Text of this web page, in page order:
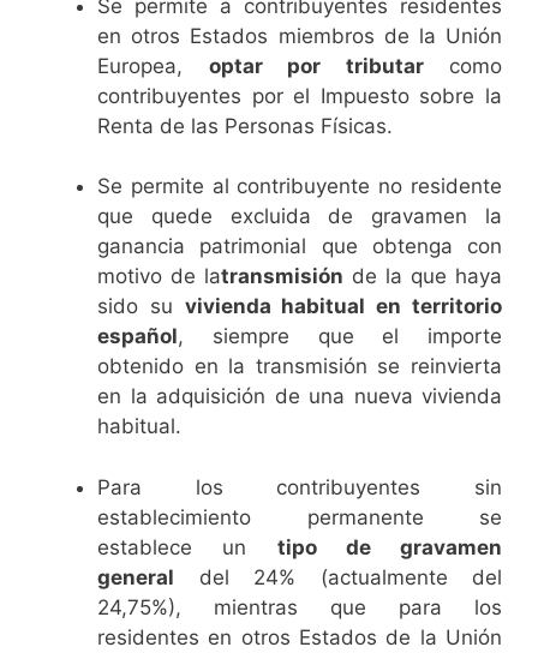
Se permite a contribuyentes residentes
en otros Estados miembros de la Unión
Europea, optar por tributarcomo
contribuyentes por el Impuesto sobre la
Renta de las Personas Físicas.
Se permite al contribuyente no residente
que quede excluida de gravamen la
ganancia patrimonial que obtenga con
motivo de latransmisión de la que haya
sido su vivienda habitual en territorio
español, siempre que el importe
obtenido en la transmisión se reinvierta
en la adquisición de una nueva vivienda
habitual.
Para los contribuyentes sin
establecimiento permanente se
establece un tipo de gravamen
general del 24% (actualmente del
24,75%), mientras que para los
residentes en otros Estados de la Unión